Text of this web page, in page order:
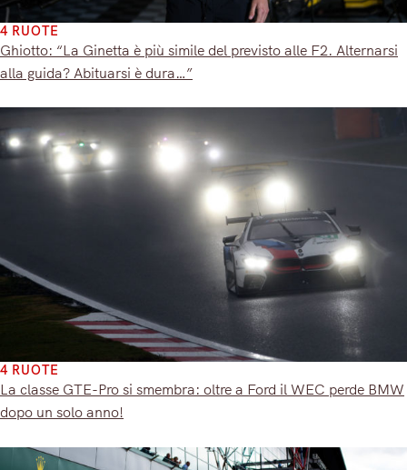
4 RUOTE
Ghiotto: “La Ginetta è più simile del previsto alle F2. Alternarsi
alla guida? Abituarsi è dura…”
4 RUOTE
La classe GTE-Pro si smembra: oltre a Ford il WEC perde BMW
dopo un solo anno!